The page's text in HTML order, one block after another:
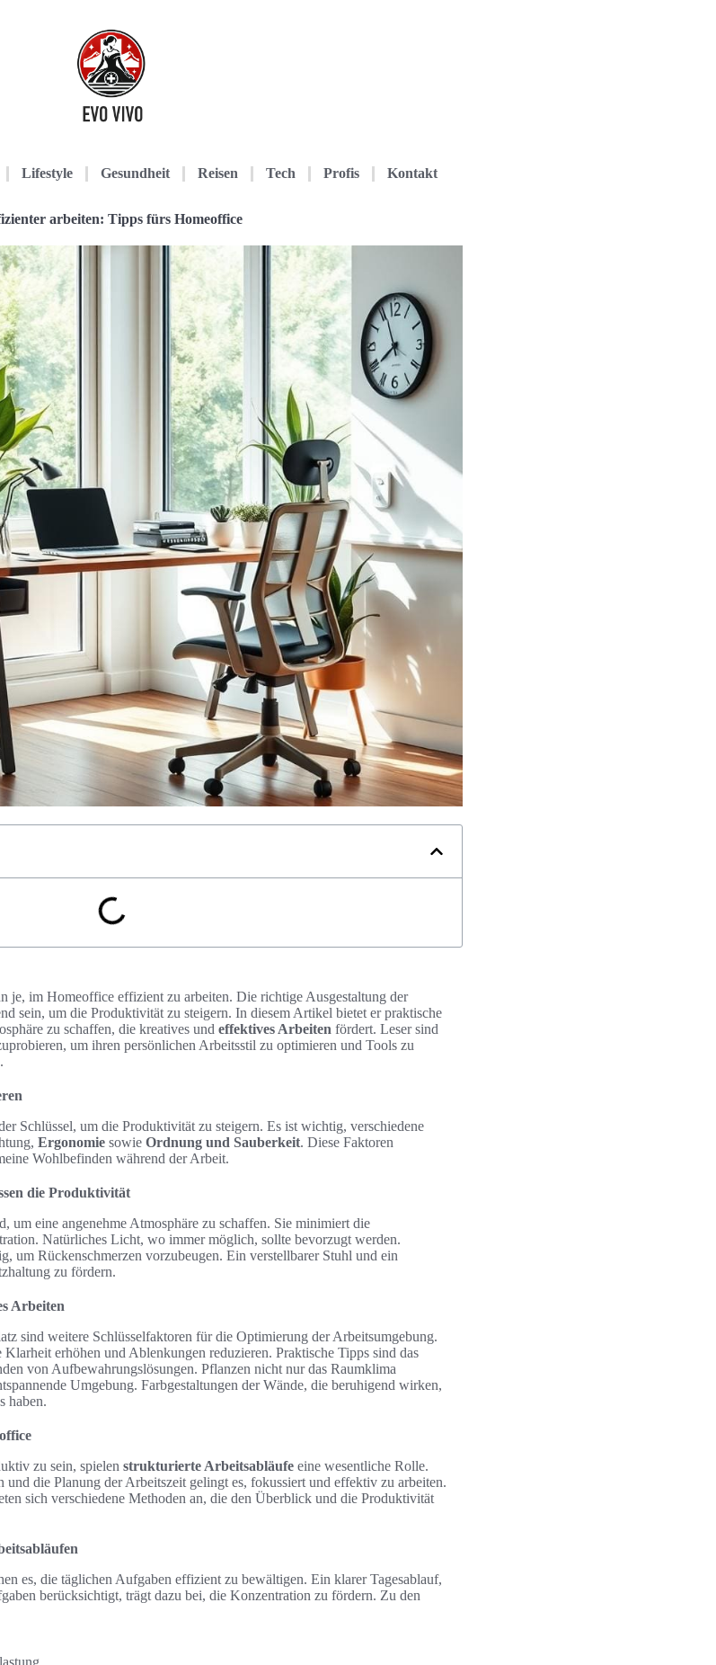
Lifestyle Gesundheit Reisen Tech Profis Kontakt
arbeiten: Tipps fürs Homeoffice
je, im Homeoffice effizient zu arbeiten. Die richtige Ausgestaltung der
sein, um die Produktivität zu steigern. In diesem Artikel bietet er praktische
zu schaffen, die kreatives und effektives Arbeiten fördert. Leser sind
um ihren persönlichen Arbeitsstil zu optimieren und Tools zu
Schlüssel, um die Produktivität zu steigern. Es ist wichtig, verschiedene
Ergonomie sowie Ordnung und Sauberkeit. Diese Faktoren
Wohlbefinden während der Arbeit.
die Produktivität
um eine angenehme Atmosphäre zu schaffen. Sie minimiert die
Natürliches Licht, wo immer möglich, sollte bevorzugt werden.
um Rückenschmerzen vorzubeugen. Ein verstellbarer Stuhl und ein
zu fördern.
Arbeiten
sind weitere Schlüsselfaktoren für die Optimierung der Arbeitsumgebung.
erhöhen und Ablenkungen reduzieren. Praktische Tipps sind das
von Aufbewahrungslösungen. Pflanzen nicht nur das Raumklima
Umgebung. Farbgestaltungen der Wände, die beruhigend wirken,
haben.
zu sein, spielen strukturierte Arbeitsabläufe eine wesentliche Rolle.
die Planung der Arbeitszeit gelingt es, fokussiert und effektiv zu arbeiten.
sich verschiedene Methoden an, die den Überblick und die Produktivität
es, die täglichen Aufgaben effizient zu bewältigen. Ein klarer Tagesablauf,
berücksichtigt, trägt dazu bei, die Konzentration zu fördern. Zu den